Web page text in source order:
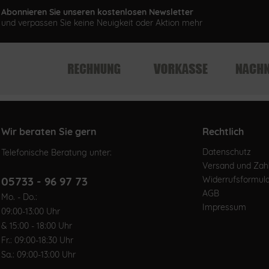
Abonnieren Sie unseren kostenlosen Newsletter
und verpassen Sie keine Neuigkeit oder Aktion mehr
Wir beraten Sie gern
Telefonische Beratung unter:
05733 - 96 97 73
Mo. - Do.:
09:00-13:00 Uhr
& 15:00 - 18:00 Uhr
Fr.: 09:00-18:30 Uhr
Sa.: 09:00-13:00 Uhr
Rechtlich
Datenschutz
Versand und
AGB
Impressum